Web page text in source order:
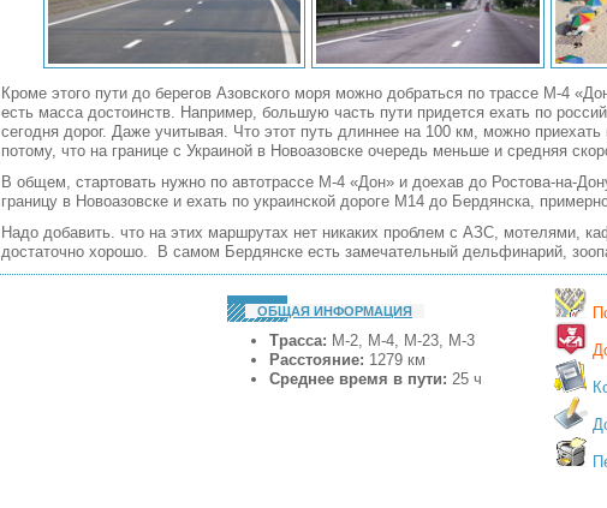
Кроме этого пути до берегов Азовского моря можно добраться по трассе М-4
есть масса достоинств. Например, большую часть пути придется ехать по
сегодня дорог. Даже учитывая. Что этот путь длиннее на 100 км, можно
потому, что на границе с Украиной в Новоазовске очередь меньше и средняя
В общем, стартовать нужно по автотрассе М-4 «Дон» и доехав до Ростова-на-
границу в Новоазовске и ехать по украинской дороге М14 до Бердянска,
Надо добавить. что на этих маршрутах нет никаких проблем с АЗС, мотелями,
достаточно хорошо. В самом Бердянске есть замечательный дельфинарий,
ОБЩАЯ ИНФОРМАЦИЯ
Трасса: М-2, М-4, М-23, М-3
Расстояние: 1279 км
Среднее время в пути: 25 ч